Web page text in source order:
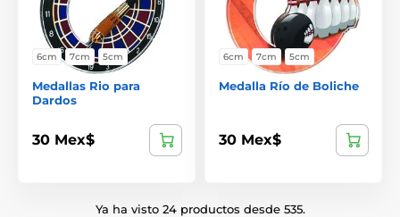
6cm 7cm 5cm
Medallas Rio para
Dardos
30 Mex$
6cm 7cm 5cm
Medalla Río de Boliche
30 Mex$
Ya ha visto 24 productos desde 535.